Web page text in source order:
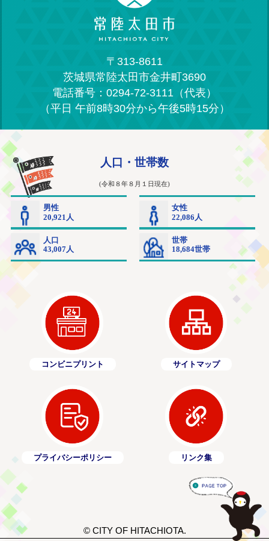
〒313-8611
茨城県常陸太田市金井町3690
電話番号：0294-72-3111（代表）
（平日 午前8時30分から午後5時15分）
コンビニプリント サイトマップ
プライバシーポリシー リンク集
© CITY OF HITACHIOTA.